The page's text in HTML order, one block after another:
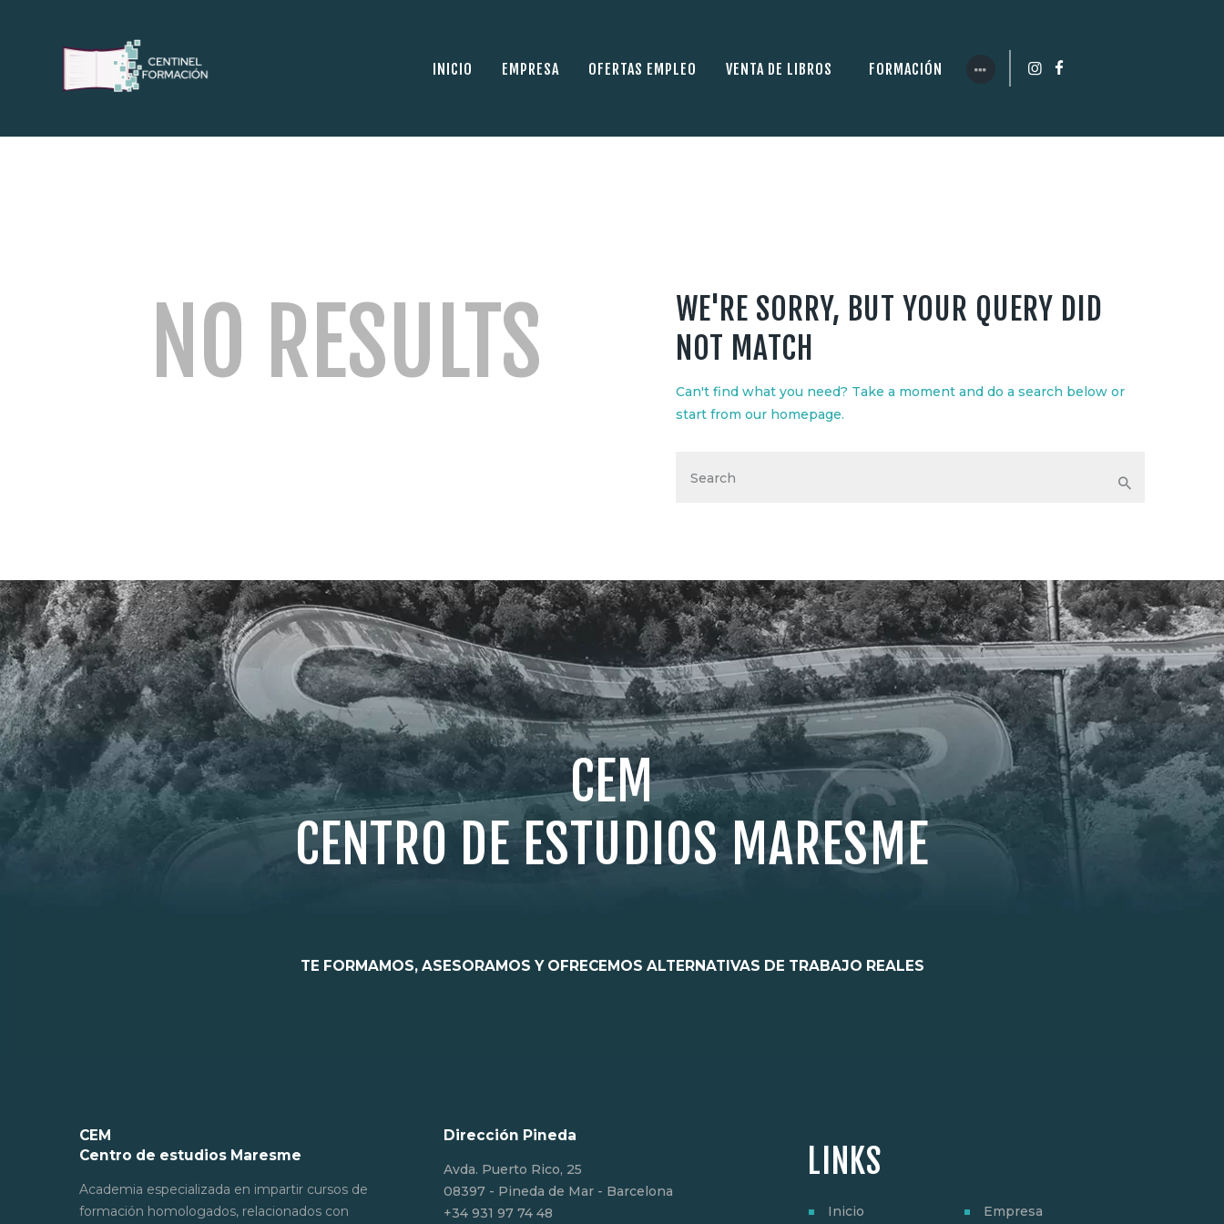
INICIO EMPRESA OFERTAS EMPLEO VENTA DE LIBROS FORMACIÓN
EMPRESA
VENTA DE LIBROS
PROFESIONALIDAD
CONTACTO
MI CUENTA
NO RESULTS
WE'RE SORRY, BUT YOUR QUERY DID
NOT MATCH
Can't find what you need? Take a moment and do a search below or
start from our homepage.
CEM
CENTRO DE ESTUDIOS MARESME
TE FORMAMOS, ASESORAMOS Y OFRECEMOS ALTERNATIVAS DE TRABAJO REALES
CEM
Centro de estudios Maresme
Academia especializada en impartir cursos de
formación homologados, relacionados con
Dirección Pineda
Avda. Puerto Rico, 25
08397 - Pineda de Mar - Barcelona
‎+34 931 97 74 48
LINKS
Inicio Empresa